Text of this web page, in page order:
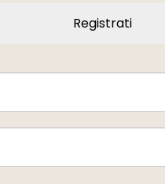
Registrati